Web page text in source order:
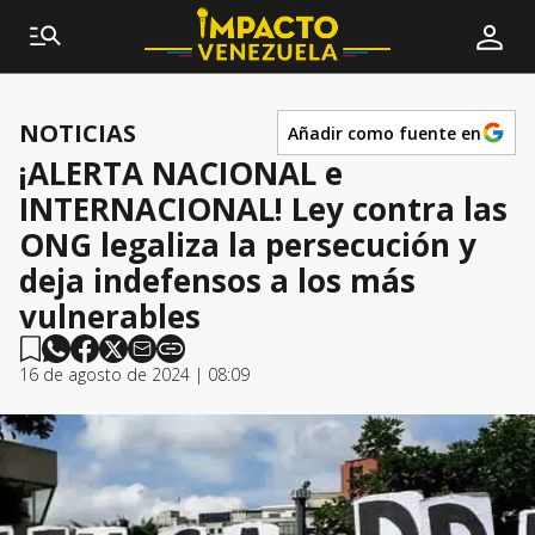
NOTICIAS Añadir como fuente en
¡ALERTA NACIONAL e
INTERNACIONAL! Ley contra las
ONG legaliza la persecución y
deja indefensos a los más
vulnerables
16 de agosto de 2024 | 08:09